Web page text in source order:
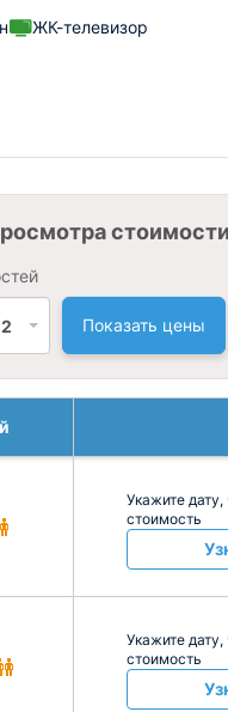
ЖК-телевизор
2 Показать цены
Укажите дату,
стоимость
Укажите дату,
стоимость